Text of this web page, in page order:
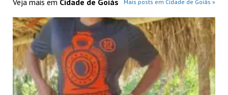
Veja mais em Cidade de Goiás Mais posts em Cidade de Goiás »